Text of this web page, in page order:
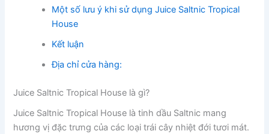
Một số lưu ý khi sử dụng Juice Saltnic Tropical
House
Kết luận
Địa chỉ cửa hàng:
Juice Saltnic Tropical House là gì?
Juice Saltnic Tropical House là tinh dầu Saltnic mang
hương vị đặc trưng của các loại trái cây nhiệt đới tươi mát.